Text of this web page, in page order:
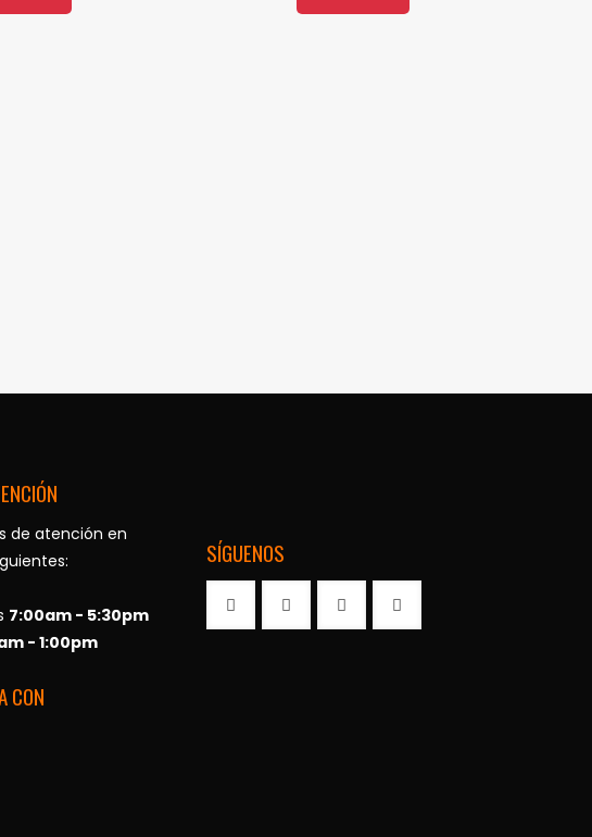
de atención en
7:00am - 5:30pm
- 1:00pm
CON
SÍGUENOS